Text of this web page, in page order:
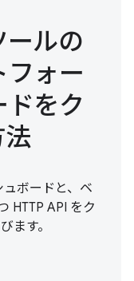
ールの
フォー
をク
ボードと、ベ
HTTP API をク
ます。